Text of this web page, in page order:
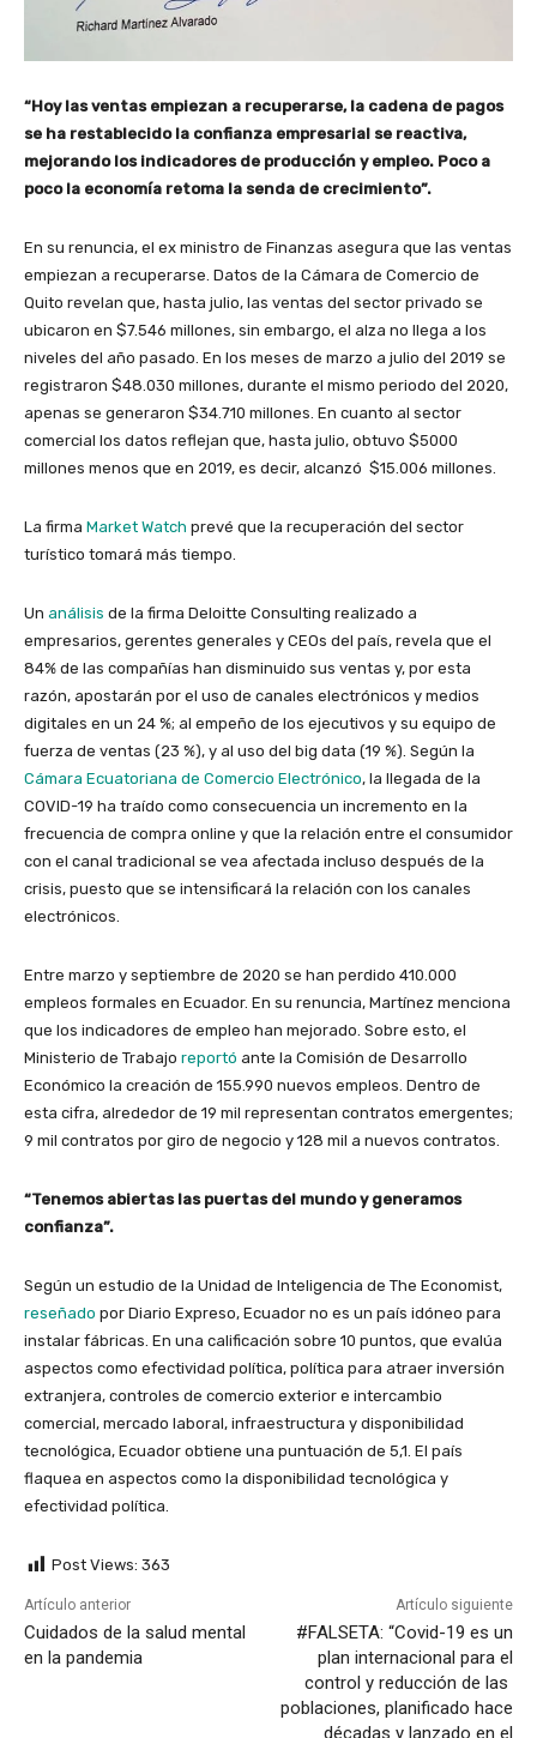
“Hoy las ventas empiezan a recuperarse, la cadena de pagos
se ha restablecido la confianza empresarial se reactiva,
mejorando los indicadores de producción y empleo. Poco a
poco la economía retoma la senda de crecimiento”.
En su renuncia, el ex ministro de Finanzas asegura que las ventas
empiezan a recuperarse. Datos de la Cámara de Comercio de
Quito revelan que, hasta julio, las ventas del sector privado se
ubicaron en $7.546 millones, sin embargo, el alza no llega a los
niveles del año pasado. En los meses de marzo a julio del 2019 se
registraron $48.030 millones, durante el mismo periodo del 2020,
apenas se generaron $34.710 millones. En cuanto al sector
comercial los datos reflejan que, hasta julio, obtuvo $5000
millones menos que en 2019, es decir, alcanzó $15.006 millones.
La firma Market Watch prevé que la recuperación del sector
turístico tomará más tiempo.
Un análisis de la firma Deloitte Consulting realizado a
empresarios, gerentes generales y CEOs del país, revela que el
84% de las compañías han disminuido sus ventas y, por esta
razón, apostarán por el uso de canales electrónicos y medios
digitales en un 24 %; al empeño de los ejecutivos y su equipo de
fuerza de ventas (23 %), y al uso del big data (19 %). Según la
Cámara Ecuatoriana de Comercio Electrónico, la llegada de la
COVID-19 ha traído como consecuencia un incremento en la
frecuencia de compra online y que la relación entre el consumidor
con el canal tradicional se vea afectada incluso después de la
crisis, puesto que se intensificará la relación con los canales
electrónicos.
Entre marzo y septiembre de 2020 se han perdido 410.000
empleos formales en Ecuador. En su renuncia, Martínez menciona
que los indicadores de empleo han mejorado. Sobre esto, el
Ministerio de Trabajo reportó ante la Comisión de Desarrollo
Económico la creación de 155.990 nuevos empleos. Dentro de
esta cifra, alrededor de 19 mil representan contratos emergentes;
9 mil contratos por giro de negocio y 128 mil a nuevos contratos.
“Tenemos abiertas las puertas del mundo y generamos
confianza”.
Según un estudio de la Unidad de Inteligencia de The Economist,
reseñado por Diario Expreso, Ecuador no es un país idóneo para
instalar fábricas. En una calificación sobre 10 puntos, que evalúa
aspectos como efectividad política, política para atraer inversión
extranjera, controles de comercio exterior e intercambio
comercial, mercado laboral, infraestructura y disponibilidad
tecnológica, Ecuador obtiene una puntuación de 5,1. El país
flaquea en aspectos como la disponibilidad tecnológica y
efectividad política.
Post Views: 363
Artículo anterior
Cuidados de la salud mental
en la pandemia
Artículo siguiente
‌‌#FALSETA‌:‌ “Covid-19‌ ‌es‌ ‌un‌
‌plan‌ ‌internacional‌ ‌para‌ ‌el‌
‌control‌ ‌y‌ ‌reducción‌ ‌de‌ ‌las‌
poblaciones,‌ ‌planificado‌ ‌hace‌
‌décadas‌ ‌y‌ ‌lanzado‌ ‌en‌ ‌el‌